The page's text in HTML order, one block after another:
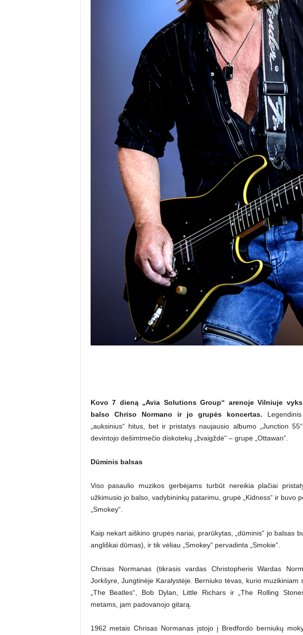
Kovo 7 dieną „Avia Solutions Group“ arenoje Vilniuje
balso Chriso Normano ir jo grupės koncertas.
„auksinius“ hitus, bet ir pristatys naujausio albumo „Junction
devintojo dešimtmečio diskotekų „žvaigždė“ – grupė „Ottawan“.
Dūminis balsas
Viso pasaulio muzikos gerbėjams turbūt nereikia plačiai
užkimusio jo balso, vadybininkų patarimu, grupė „Kidness“ ir buvo
„Smokey“.
Kaip nekart aiškino grupės nariai, prarūkytas, „dūminis“ jo balsas
angliškai dūmas), ir tik vėliau „Smokey“ pervadinta „Smokie“.
Chrisas Normanas (tikrasis vardas Christopheris Wardas
Jorkšyre, Jungtinėje Karalystėje. Berniuko tėvas, kurio muzikiniam
„The Beatles“, Bob Dylan, Little Richars ir „The Rolling
metams, jam padovanojo gitarą.
1962 metais Chrisas Normanas įstojo į Bredfordo berniukų